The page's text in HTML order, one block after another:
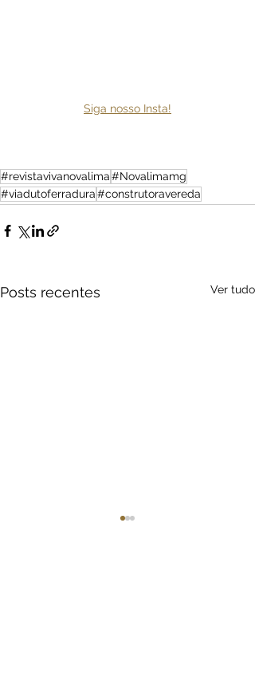
Siga nosso Insta!
#revistavivanovalima#Novalimamg
#viadutoferradura#construtoravereda
Posts recentes Ver tudo